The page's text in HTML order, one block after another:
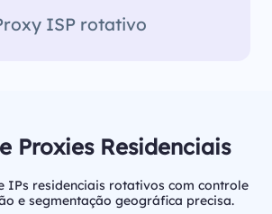
ISP rotativo
Proxies Residenciais
IPs residenciais rotativos com controle
e segmentação geográfica precisa.